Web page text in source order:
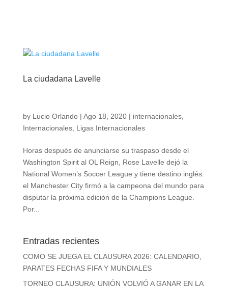
La ciudadana Lavelle
by Lucio Orlando| Ago 18, 2020| internacionales,
Internacionales, Ligas Internacionales
Horas después de anunciarse su traspaso desde el
Washington Spirit al OL Reign, Rose Lavelle dejó la
National Women’s Soccer League y tiene destino inglés:
el Manchester City firmó a la campeona del mundo para
disputar la próxima edición de la Champions League.
Por...
Entradas recientes
COMO SE JUEGA EL CLAUSURA 2026: CALENDARIO,
PARATES FECHAS FIFA Y MUNDIALES
TORNEO CLAUSURA: UNIÓN VOLVIÓ A GANAR EN LA